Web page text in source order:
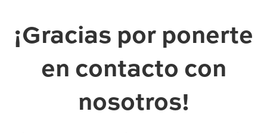
¡Gracias por ponerte
en contacto con
nosotros!